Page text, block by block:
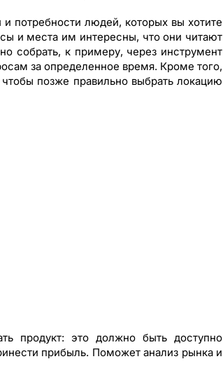
потребности людей, которых вы хотите
и места им интересны, что они читают
собрать, к примеру, через инструмент
за определенное время. Кроме того,
позже правильно выбрать локацию
продукт: это должно быть доступно
прибыль. Поможет анализ рынка и